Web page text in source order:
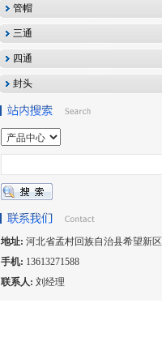
管帽
三通
四通
封头
地址: 河北省孟村回族自治县希望新区
手机: 13613271588
联系人: 刘经理